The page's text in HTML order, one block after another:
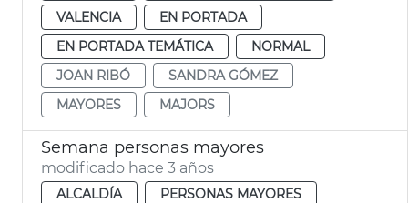
VALENCIA
EN PORTADA
EN PORTADA TEMÁTICA
NORMAL
JOAN RIBÓ
SANDRA GÓMEZ
MAYORES
MAJORS
Semana personas mayores
modificado hace 3 años
ALCALDÍA
PERSONAS MAYORES